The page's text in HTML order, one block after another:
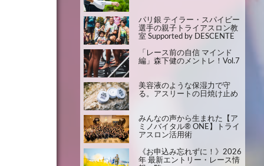
パリ銀 テイラー・スパイビー
選手の親子トライアスロン教
室 Supported by DESCENTE
「レース前の自信 マインド
編」森下健のメントレ！Vol.7
美容液のような保湿力で守
る。アスリートの日焼け止め
みんなの声から生まれた【ア
ミノバイタル® ONE】トライ
アスロン活用術
《お申込み忘れずに！》2026
年 最新エントリー・レース情